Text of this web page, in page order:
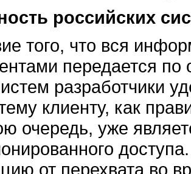
российских
того, что вся
передается по
разработчики
клиенту, как
очередь, уже
от перехвата во